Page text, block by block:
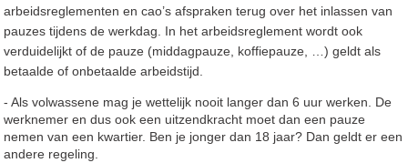
arbeidsreglementen en cao’s afspraken terug over het inlassen van
pauzes tijdens de werkdag. In het arbeidsreglement wordt ook
verduidelijkt of de pauze (middagpauze, koffiepauze, …) geldt als
betaalde of onbetaalde arbeidstijd.
- Als volwassene mag je wettelijk nooit langer dan 6 uur werken. De
werknemer en dus ook een uitzendkracht moet dan een pauze
nemen van een kwartier. Ben je jonger dan 18 jaar? Dan geldt er een
andere regeling.